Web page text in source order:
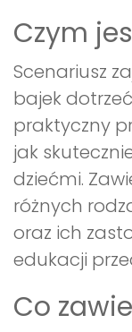
Czym
Scenariusz
bajek
praktyczny
jak
dziećmi.
różnych
oraz ich
edukacji
Co